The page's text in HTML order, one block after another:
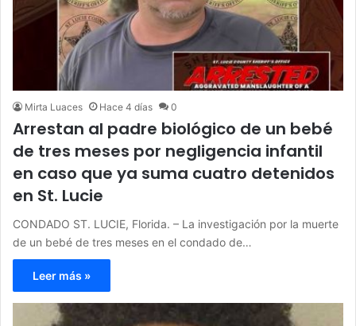
Mirta Luaces Hace 4 días 0
Arrestan al padre biológico de un bebé
de tres meses por negligencia infantil
en caso que ya suma cuatro detenidos
en St. Lucie
CONDADO ST. LUCIE, Florida. – La investigación por la muerte
de un bebé de tres meses en el condado de…
Leer más »